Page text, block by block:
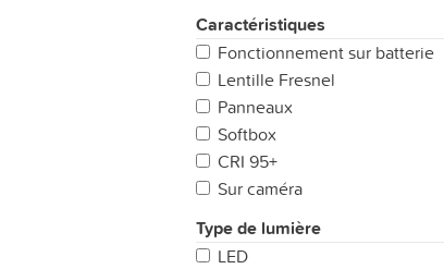
70mm)
Tout-en-un
Fisheye (jusqu'à 14mm)
Fixe : Ultra grand angle (14 -
24mm)
Variable : Ultra grand angle (14
- 24mm)
Variable: Super Téléobjectif
(200mm +)
Caractéristiques
Fonctionnement sur batterie
Lentille Fresnel
Panneaux
Softbox
CRI 95+
Sur caméra
Type de lumière
LED